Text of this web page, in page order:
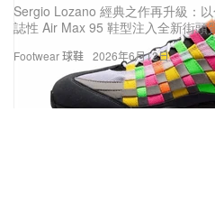
Footwear 球鞋
Sergio Lozano 經典之作再升級：
誌性 Air Max 95 鞋型注入全新街頭
2026年6月12日